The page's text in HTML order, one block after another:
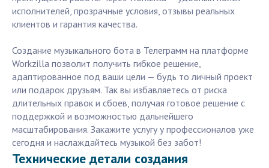
исполнителей, прозрачные условия, отзывы реальных
клиентов и гарантия качества.
Создание музыкального бота в Телеграмм на платформе
Workzilla позволит получить гибкое решение,
адаптированное под ваши цели — будь то личный проект
или подарок друзьям. Так вы избавляетесь от риска
длительных правок и сбоев, получая готовое решение с
поддержкой и возможностью дальнейшего
масштабирования. Закажите услугу у профессионалов уже
сегодня и наслаждайтесь музыкой без забот!
Технические детали создания